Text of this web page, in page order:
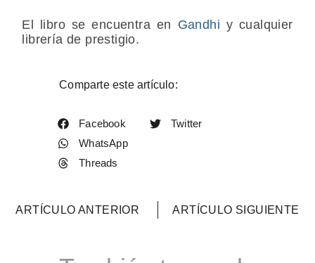
El libro se encuentra en Gandhi y cualquier
librería de prestigio.
Comparte este artículo:
Facebook
Twitter
WhatsApp
Threads
ARTÍCULO ANTERIOR ARTÍCULO SIGUIENTE